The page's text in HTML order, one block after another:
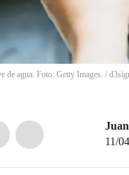
de agua. Foto: Getty Images. /
11/